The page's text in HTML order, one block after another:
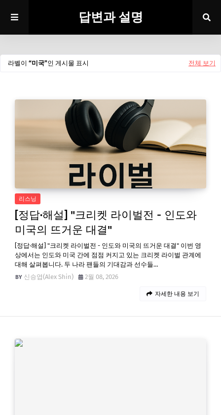
답변과 설명
라벨이 미국 인 게시물 표시 전체 보기
리스닝
[정답·해설] "크리켓 라이벌전 - 인도와
미국의 뜨거운 대결"
[정답·해설] "크리켓 라이벌전 - 인도와 미국의 뜨거운 대결" 이번 영
상에서는 인도와 미국 간에 점점 커지고 있는 크리켓 라이벌 관계에
대해 살펴봅니다. 두 나라 팬들의 기대감과 선수들…
신승엽(Alex Shin)
2월 08, 2026
자세한 내용 보기